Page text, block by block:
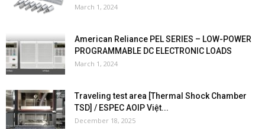
March 1, 2024
American Reliance PEL SERIES – LOW-POWER
PROGRAMMABLE DC ELECTRONIC LOADS
March 1, 2024
Traveling test area [Thermal Shock Chamber
TSD] / ESPEC AOIP Việt...
December 18, 2025